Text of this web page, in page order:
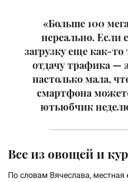
«Больше 100
нереально. Если
загрузку еще как-
отдачу трафика —
настолько мала,
смартфона
ютьюбчик
Все из овощей и
По словам Вячеслава, местная